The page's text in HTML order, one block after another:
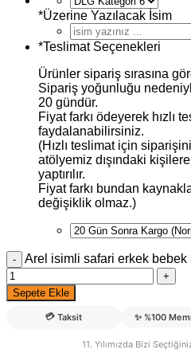
*Üzerine Yazılacak İsim
*Teslimat Seçenekleri
Ürünler sipariş sırasına
Sipariş yoğunluğu
20 gündür.
Fiyat farkı ödeyerek hızlı
faydalanabilirsiniz.
(Hızlı teslimat için
atölyemiz dışındaki
yaptırılır.
Fiyat farkı bundan
değişiklik olmaz.)
Arel isimli safari erkek bebek
Sepete Ekle
💳 Taksit ✨ %100
11. Yılımızda Bizi